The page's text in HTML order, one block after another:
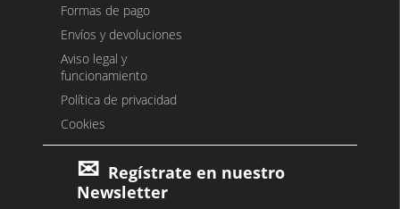
Formas de pago
Envíos y devoluciones
Aviso legal y
funcionamiento
Política de privacidad
Cookies
Regístrate en nuestro
Newsletter